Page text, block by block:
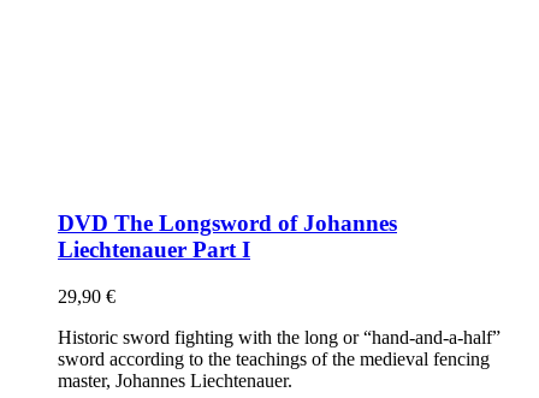
DVD The Longsword of Johannes
Liechtenauer Part I
29,90 €
Historic sword fighting with the long or “hand-and-a-half”
sword according to the teachings of the medieval fencing
master, Johannes Liechtenauer.